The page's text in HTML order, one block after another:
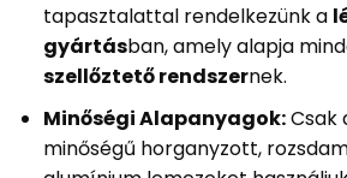
tapasztalattal rendelkezünk a
gyártásban, amely alapja
szellőztető rendszernek.
Minőségi Alapanyagok:Csak
minőségű horganyzott,